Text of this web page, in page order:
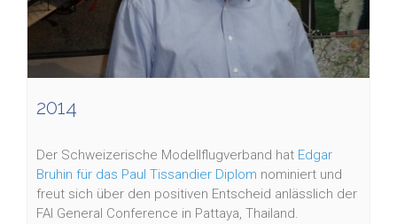
2014
Der Schweizerische Modellflugverband hat Edgar
Bruhin für das Paul Tissandier Diplom nominiert und
freut sich über den positiven Entscheid anlässlich der
FAI General Conference in Pattaya, Thailand.